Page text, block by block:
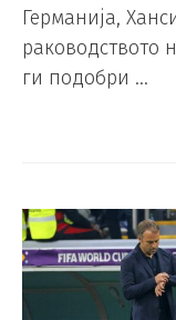
Германија,
раководството
ги подобри …